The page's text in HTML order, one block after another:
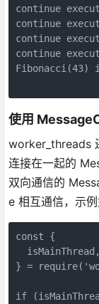
continue
continue
continue
continue
Fibonacci(43)
使用
worker_threads
连接在一起的
双向通信的
e 相互通信，示例
const {
} =
if